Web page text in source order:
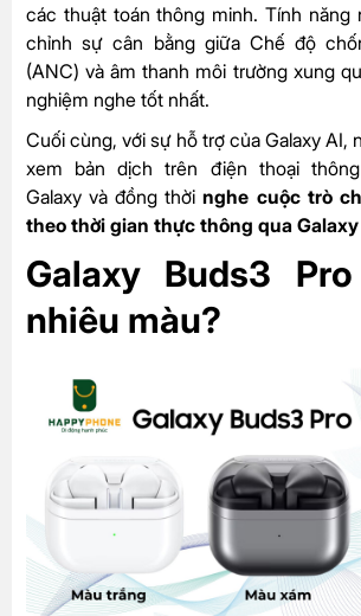
các thuật toán thông minh. Tính năng
chỉnh sự cân bằng giữa Chế độ
(ANC) và âm thanh môi trường xung
nghiệm nghe tốt nhất.
Cuối cùng, với sự hỗ trợ của Galaxy AI,
xem bản dịch trên điện thoại
Galaxy và đồng thờinghe cuộc trò
theo thời gian thực thông qua Galaxy
Galaxy Buds3
nhiêu màu?